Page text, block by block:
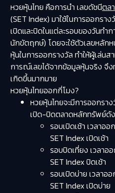
หวยหุ้นไทย คือการนำ เลขดัชนีตล
(SET Index) มาใช้ในการออกรา
เปิดและปิดในแต่ละรอบของวันทำ
นักขัตฤกษ์) โดยจะใช้ตัวเลขหลัก
หุ้นในการออกรางวัล ทำให้ผู้เล่นส
การณ์เลขได้จากข้อมูลหุ้นจริง จึง
เกิดขึ้นมากมาย
หวยหุ้นไทยออกกี่โมง?
หวยหุ้นไทยจะมีการออกรา
เปิด-ปิดตลาดหลักทรัพย์ดั
รอบเปิดเช้า เวลาอ
SET Index เปิดเช้า
รอบปิดเที่ยง เวลาอ
SET Index ปิดเช้า
รอบเปิดบ่าย เวลาอ
SET Index เปิดบ่าย